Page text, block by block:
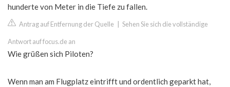
hunderte von Meter in die Tiefe zu fallen.
Antrag auf Entfernung der Quelle Sehen Sie sich die vollständige
Antwort auf focus.de an
Wie grüßen sich Piloten?
Wenn man am Flugplatz eintrifft und ordentlich geparkt hat,